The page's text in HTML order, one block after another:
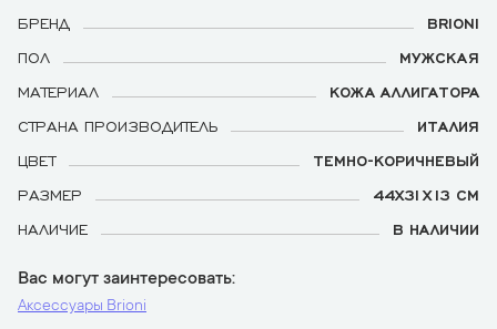
БРЕНД
BRIONI
ПОЛ
МУЖСКАЯ
МАТЕРИАЛ
КОЖА АЛЛИГАТОРА
СТРАНА ПРОИЗВОДИТЕЛЬ
ИТАЛИЯ
ЦВЕТ
ТЕМНО-КОРИЧНЕВЫЙ
РАЗМЕР
44Х31Х13 СМ
НАЛИЧИЕ
В НАЛИЧИИ
Вас могут заинтересовать
Аксессуары Brioni